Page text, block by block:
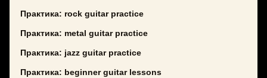
Практика: rock guitar practice
Практика: metal guitar practice
Практика: jazz guitar practice
Практика: beginner guitar lessons